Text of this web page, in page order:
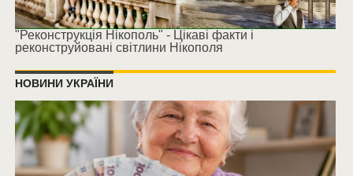
"Реконструкція Нікополь" - Цікаві факти і
реконструйовані світлини Нікополя
НОВИНИ УКРАЇНИ